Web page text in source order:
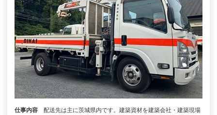
仕事内容
配送先は主に茨城県内です。建築資材を建築会社・建築現場